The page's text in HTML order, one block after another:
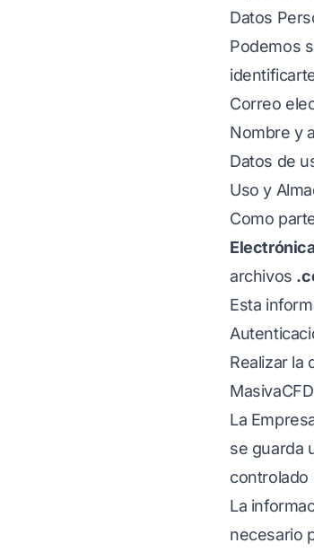
Datos
Podemos
Correo
Nombre y
Datos de
Uso y
Como
archivos
Esta
Realizar la
La
se guarda
controlado
La
necesario